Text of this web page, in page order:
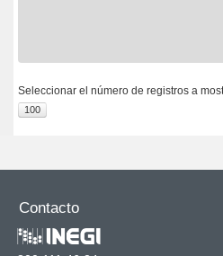
Seleccionar el número de registros a
100
Contacto